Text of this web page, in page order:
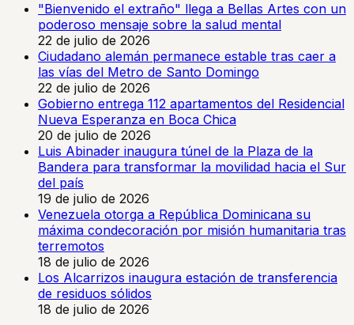
"Bienvenido el extraño" llega a Bellas Artes con un
poderoso mensaje sobre la salud mental
22 de julio de 2026
Ciudadano alemán permanece estable tras caer a
las vías del Metro de Santo Domingo
22 de julio de 2026
Gobierno entrega 112 apartamentos del Residencial
Nueva Esperanza en Boca Chica
20 de julio de 2026
Luis Abinader inaugura túnel de la Plaza de la
Bandera para transformar la movilidad hacia el Sur
del país
19 de julio de 2026
Venezuela otorga a República Dominicana su
máxima condecoración por misión humanitaria tras
terremotos
18 de julio de 2026
Los Alcarrizos inaugura estación de transferencia
de residuos sólidos
18 de julio de 2026